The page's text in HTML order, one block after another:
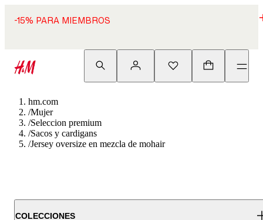
-15% PARA MIEMBROS
hm.com
/Mujer
/Seleccion premium
/Sacos y cardigans
/Jersey oversize en mezcla de mohair
COLECCIONES